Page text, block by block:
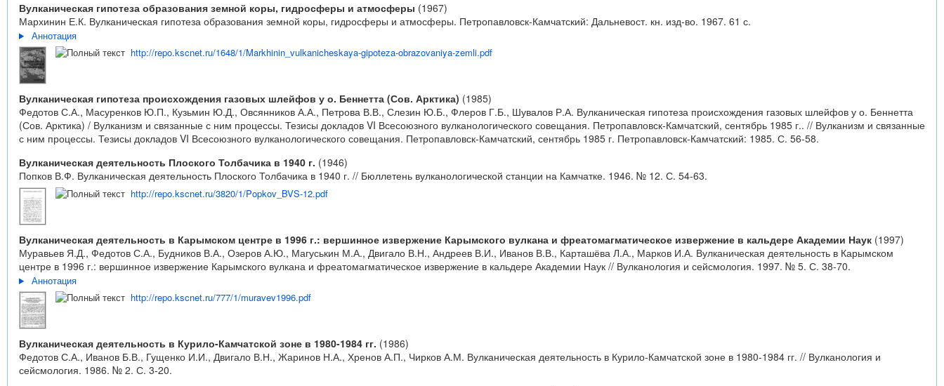
Вулканическая гипотеза образования земной коры, гидросферы и атмосферы (1967)
Мархинин Е.К. Вулканическая гипотеза образования земной коры, гидросферы и атмосферы. Петропавловск-Камчатский: Дальневост. кн. изд-во. 1967. 61 с.
Аннотация
http://repo.kscnet.ru/1648/1/Markhinin_vulkanicheskaya-gipoteza-obrazovaniya-zemli.pdf
Вулканическая гипотеза происхождения газовых шлейфов у о. Беннетта (Сов. Арктика) (1985)
Федотов С.А., Масуренков Ю.П., Кузьмин Ю.Д., Овсянников А.А., Петрова В.В., Слезин Ю.Б., Флеров Г.Б., Шувалов Р.А. Вулканическая гипотеза происхождения газовых шлейфов у о. Беннетта
(Сов. Арктика) / Вулканизм и связанные с ним процессы. Тезисы докладов VI Всесоюзного вулканологического совещания. Петропавловск-Камчатский, сентябрь 1985 г.. // Вулканизм и связанные
с ним процессы. Тезисы докладов VI Всесоюзного вулканологического совещания. Петропавловск-Камчатский, сентябрь 1985 г. Петропавловск-Камчатский: 1985. С. 56-58.
Вулканическая деятельность Плоского Толбачика в 1940 г. (1946)
Попков В.Ф. Вулканическая деятельность Плоского Толбачика в 1940 г. // Бюллетень вулканологической станции на Камчатке. 1946. № 12. С. 54-63.
http://repo.kscnet.ru/3820/1/Popkov_BVS-12.pdf
Вулканическая деятельность в Карымском центре в 1996 г.: вершинное извержение Карымского вулкана и фреатомагматическое извержение в кальдере Академии Наук (1997)
Муравьев Я.Д., Федотов С.А., Будников В.А., Озеров А.Ю., Магуськин М.А., Двигало В.Н., Андреев В.И., Иванов В.В., Карташёва Л.А., Марков И.А. Вулканическая деятельность в Карымском
центре в 1996 г.: вершинное извержение Карымского вулкана и фреатомагматическое извержение в кальдере Академии Наук // Вулканология и сейсмология. 1997. № 5. С. 38-70.
Аннотация
http://repo.kscnet.ru/777/1/muravev1996.pdf
Вулканическая деятельность в Курило-Камчатской зоне в 1980-1984 гг. (1986)
Федотов С.А., Иванов Б.В., Гущенко И.И., Двигало В.Н., Жаринов Н.А., Хренов А.П., Чирков А.М. Вулканическая деятельность в Курило-Камчатской зоне в 1980-1984 гг. // Вулканология и
сейсмология. 1986. № 2. С. 3-20.